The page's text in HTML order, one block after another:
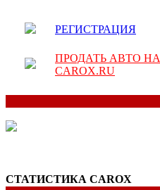
РЕГИСТРАЦИЯ
ПРОДАТЬ АВТО НА
CAROX.RU
СТАТИСТИКА CAROX